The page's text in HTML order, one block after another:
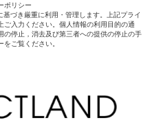
ポリシー
づき厳重に利用・管理します。上記プライ
入力ください。個人情報の利用目的の通
停止，消去及び第三者への提供の停止の手
ご覧ください。